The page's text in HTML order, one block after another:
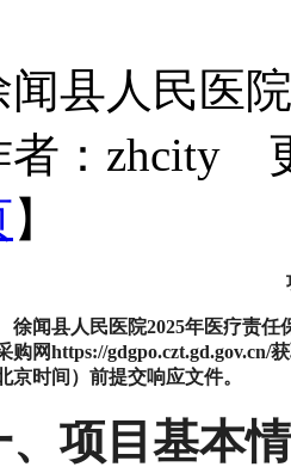
闻县人民医
者：zhcity
】
徐闻县人民医院2025年医疗责任
购网https://gdgpo.czt.gd.gov.cn/
京时间）前提交响应文件。
项目基本